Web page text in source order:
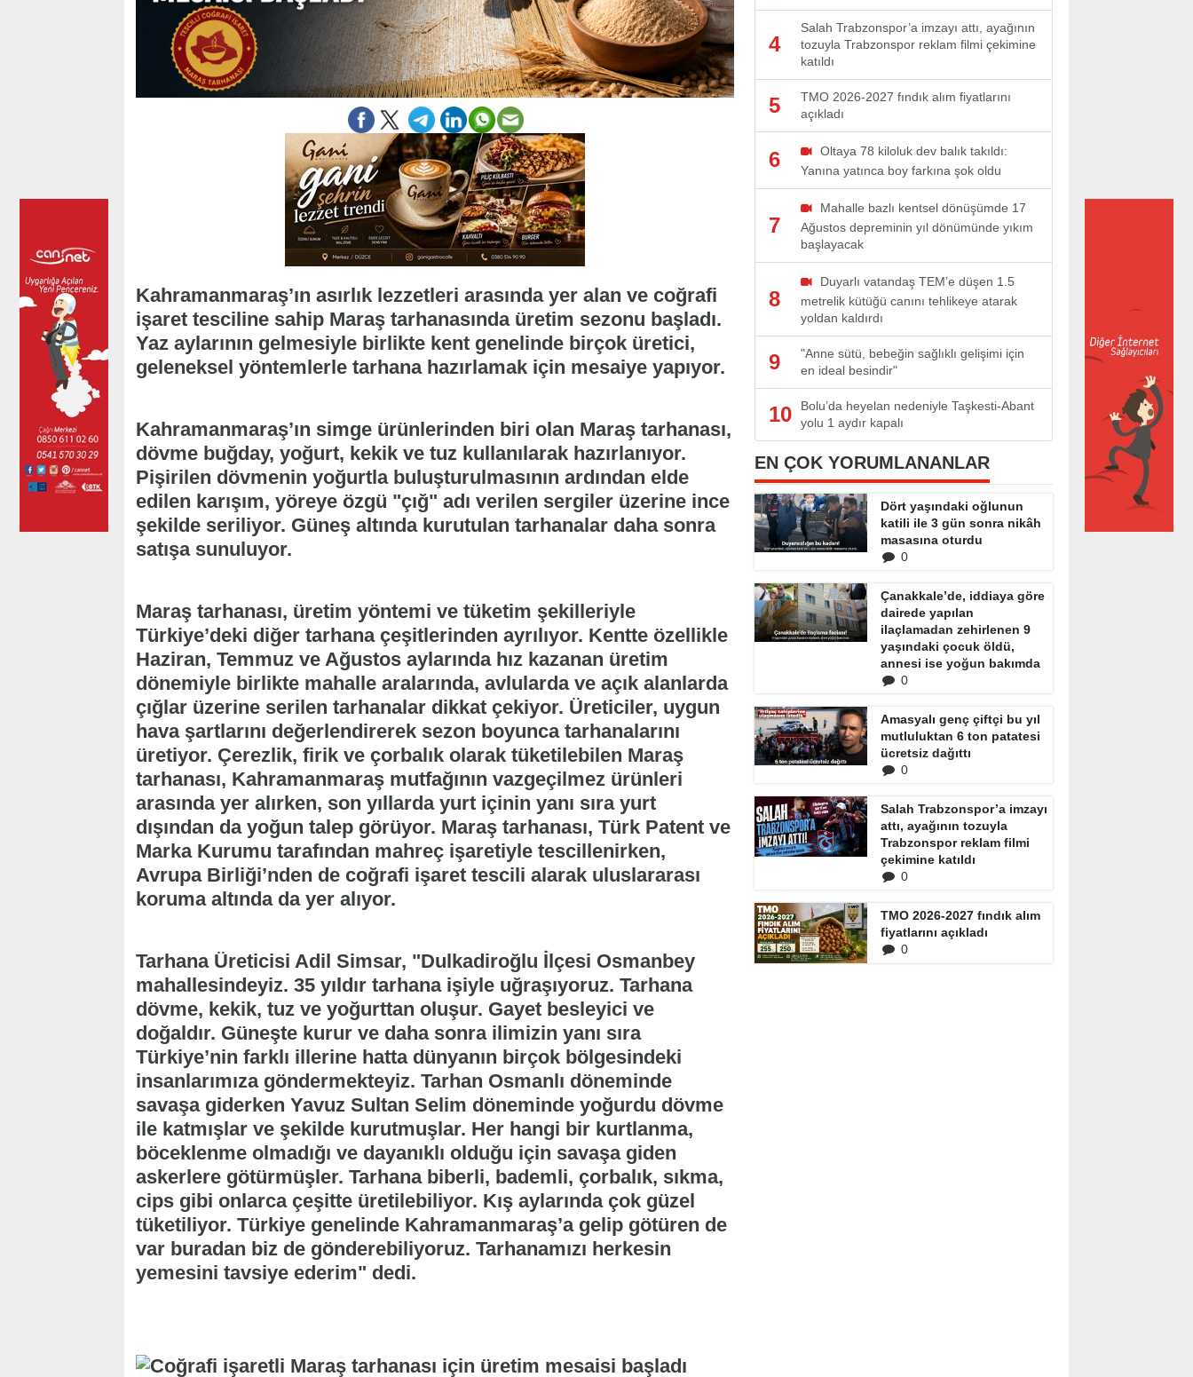
Kahramanmaraş’ın asırlık lezzetleri arasında yer alan ve coğrafi
işaret tesciline sahip Maraş tarhanasında üretim sezonu başladı.
Yaz aylarının gelmesiyle birlikte kent genelinde birçok üretici,
geleneksel yöntemlerle tarhana hazırlamak için mesaiye yapıyor.
Kahramanmaraş’ın simge ürünlerinden biri olan Maraş tarhanası,
dövme buğday, yoğurt, kekik ve tuz kullanılarak hazırlanıyor.
Pişirilen dövmenin yoğurtla buluşturulmasının ardından elde
edilen karışım, yöreye özgü "çığ" adı verilen sergiler üzerine ince
şekilde seriliyor. Güneş altında kurutulan tarhanalar daha sonra
satışa sunuluyor.
Maraş tarhanası, üretim yöntemi ve tüketim şekilleriyle
Türkiye’deki diğer tarhana çeşitlerinden ayrılıyor. Kentte özellikle
Haziran, Temmuz ve Ağustos aylarında hız kazanan üretim
dönemiyle birlikte mahalle aralarında, avlularda ve açık alanlarda
çığlar üzerine serilen tarhanalar dikkat çekiyor. Üreticiler, uygun
hava şartlarını değerlendirerek sezon boyunca tarhanalarını
üretiyor. Çerezlik, firik ve çorbalık olarak tüketilebilen Maraş
tarhanası, Kahramanmaraş mutfağının vazgeçilmez ürünleri
arasında yer alırken, son yıllarda yurt içinin yanı sıra yurt
dışından da yoğun talep görüyor. Maraş tarhanası, Türk Patent ve
Marka Kurumu tarafından mahreç işaretiyle tescillenirken,
Avrupa Birliği’nden de coğrafi işaret tescili alarak uluslararası
koruma altında da yer alıyor.
Tarhana Üreticisi Adil Simsar, "Dulkadiroğlu İlçesi Osmanbey
mahallesindeyiz. 35 yıldır tarhana işiyle uğraşıyoruz. Tarhana
dövme, kekik, tuz ve yoğurttan oluşur. Gayet besleyici ve
doğaldır. Güneşte kurur ve daha sonra ilimizin yanı sıra
Türkiye’nin farklı illerine hatta dünyanın birçok bölgesindeki
insanlarımıza göndermekteyiz. Tarhan Osmanlı döneminde
savaşa giderken Yavuz Sultan Selim döneminde yoğurdu dövme
ile katmışlar ve şekilde kurutmuşlar. Her hangi bir kurtlanma,
böceklenme olmadığı ve dayanıklı olduğu için savaşa giden
askerlere götürmüşler. Tarhana biberli, bademli, çorbalık, sıkma,
cips gibi onlarca çeşitte üretilebiliyor. Kış aylarında çok güzel
tüketiliyor. Türkiye genelinde Kahramanmaraş’a gelip götüren de
var buradan biz de gönderebiliyoruz. Tarhanamızı herkesin
yemesini tavsiye ederim" dedi.
4
Salah Trabzonspor’a imzayı attı, ayağının
tozuyla Trabzonspor reklam filmi çekimine
katıldı
5
TMO 2026-2027 fındık alım fiyatlarını
açıkladı
6
Oltaya 78 kiloluk dev balık takıldı:
Yanına yatınca boy farkına şok oldu
7
Mahalle bazlı kentsel dönüşümde 17
Ağustos depreminin yıl dönümünde yıkım
başlayacak
8
Duyarlı vatandaş TEM’e düşen 1.5
metrelik kütüğü canını tehlikeye atarak
yoldan kaldırdı
9
"Anne sütü, bebeğin sağlıklı gelişimi için
en ideal besindir"
10
Bolu’da heyelan nedeniyle Taşkesti-Abant
yolu 1 aydır kapalı
EN ÇOK YORUMLANANLAR
Dört yaşındaki oğlunun
katili ile 3 gün sonra nikâh
masasına oturdu
0
Çanakkale’de, iddiaya göre
dairede yapılan
ilaçlamadan zehirlenen 9
yaşındaki çocuk öldü,
annesi ise yoğun bakımda
0
Amasyalı genç çiftçi bu yıl
mutluluktan 6 ton patatesi
ücretsiz dağıttı
0
Salah Trabzonspor’a imzayı
attı, ayağının tozuyla
Trabzonspor reklam filmi
çekimine katıldı
0
TMO 2026-2027 fındık alım
fiyatlarını açıkladı
0